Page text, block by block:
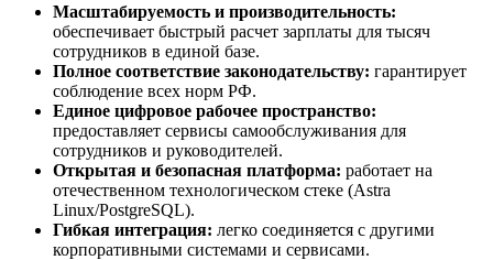
Масштабируемость и производительность:
обеспечивает быстрый расчет зарплаты для тысяч
сотрудников в единой базе.
Полное соответствие законодательству: гарантирует
соблюдение всех норм РФ.
Единое цифровое рабочее пространство:
предоставляет сервисы самообслуживания для
сотрудников и руководителей.
Открытая и безопасная платформа: работает на
отечественном технологическом стеке (Astra
Linux/PostgreSQL).
Гибкая интеграция: легко соединяется с другими
корпоративными системами и сервисами.